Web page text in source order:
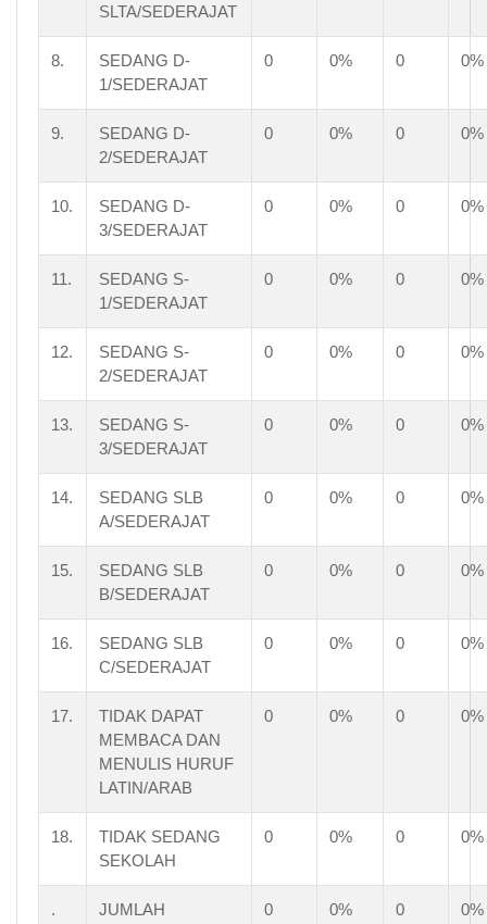
SLTA/SEDERAJAT
8.
SEDANG D-
1/SEDERAJAT
0 0% 0 0%
9.
SEDANG D-
2/SEDERAJAT
0 0% 0 0%
10.
SEDANG D-
3/SEDERAJAT
0 0% 0 0%
11.
SEDANG S-
1/SEDERAJAT
0 0% 0 0%
12.
SEDANG S-
2/SEDERAJAT
0 0% 0 0%
13.
SEDANG S-
3/SEDERAJAT
0 0% 0 0%
14.
SEDANG SLB
A/SEDERAJAT
0 0% 0 0%
15.
SEDANG SLB
B/SEDERAJAT
0 0% 0 0%
16.
SEDANG SLB
C/SEDERAJAT
0 0% 0 0%
17.
TIDAK DAPAT
MEMBACA DAN
MENULIS HURUF
LATIN/ARAB
0 0% 0 0%
18.
TIDAK SEDANG
SEKOLAH
0 0% 0 0%
. JUMLAH 0 0% 0 0%